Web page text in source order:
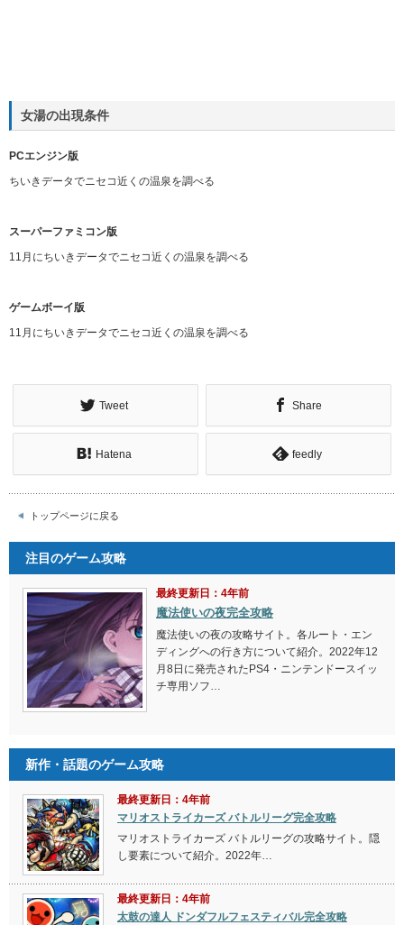
女湯の出現条件
PCエンジン版
ちいきデータでニセコ近くの温泉を調べる
スーパーファミコン版
11月にちいきデータでニセコ近くの温泉を調べる
ゲームボーイ版
11月にちいきデータでニセコ近くの温泉を調べる
Tweet Share
Hatena feedly
トップページに戻る
注目のゲーム攻略
最終更新日：4年前
魔法使いの夜完全攻略
魔法使いの夜の攻略サイト。各ルート・エン
ディングへの行き方について紹介。2022年12
月8日に発売されたPS4・ニンテンドースイッ
チ専用ソフ…
新作・話題のゲーム攻略
最終更新日：4年前
マリオストライカーズ バトルリーグ完全攻略
マリオストライカーズ バトルリーグの攻略サイト。隠
し要素について紹介。2022年…
最終更新日：4年前
太鼓の達人 ドンダフルフェスティバル完全攻略